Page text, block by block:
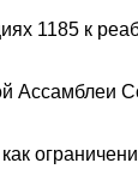
1185 к
Ассамблеи